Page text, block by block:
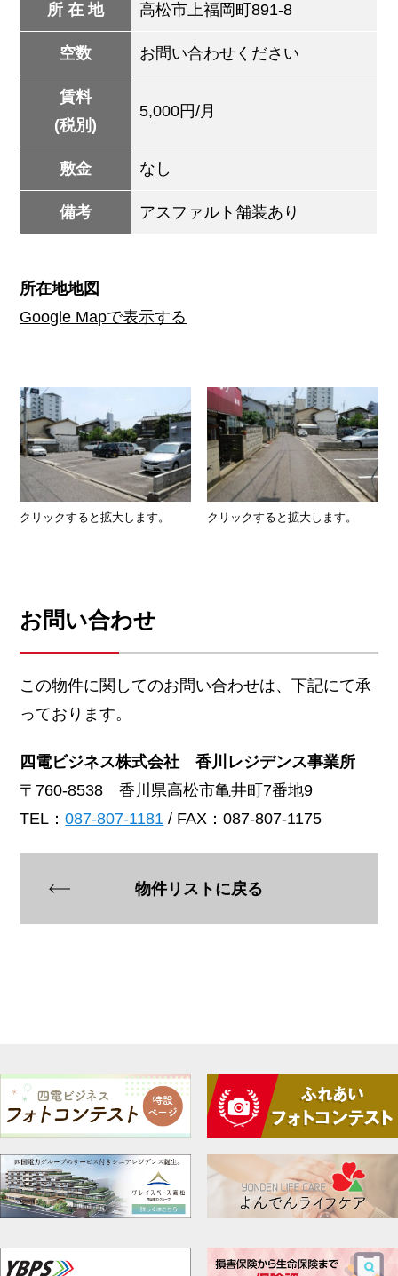
所 在 地 高松市上福岡町891-8
空数 お問い合わせください
賃料
(税別)
5,000円/月
敷金 なし
備考 アスファルト舗装あり
所在地地図
Google Mapで表示する
クリックすると拡大します。 クリックすると拡大します。
お問い合わせ
この物件に関してのお問い合わせは、下記にて承
っております。
四電ビジネス株式会社 香川レジデンス事業所
〒760-8538 香川県高松市亀井町7番地9
TEL：087-807-1181 / FAX：087-807-1175
物件リストに戻る